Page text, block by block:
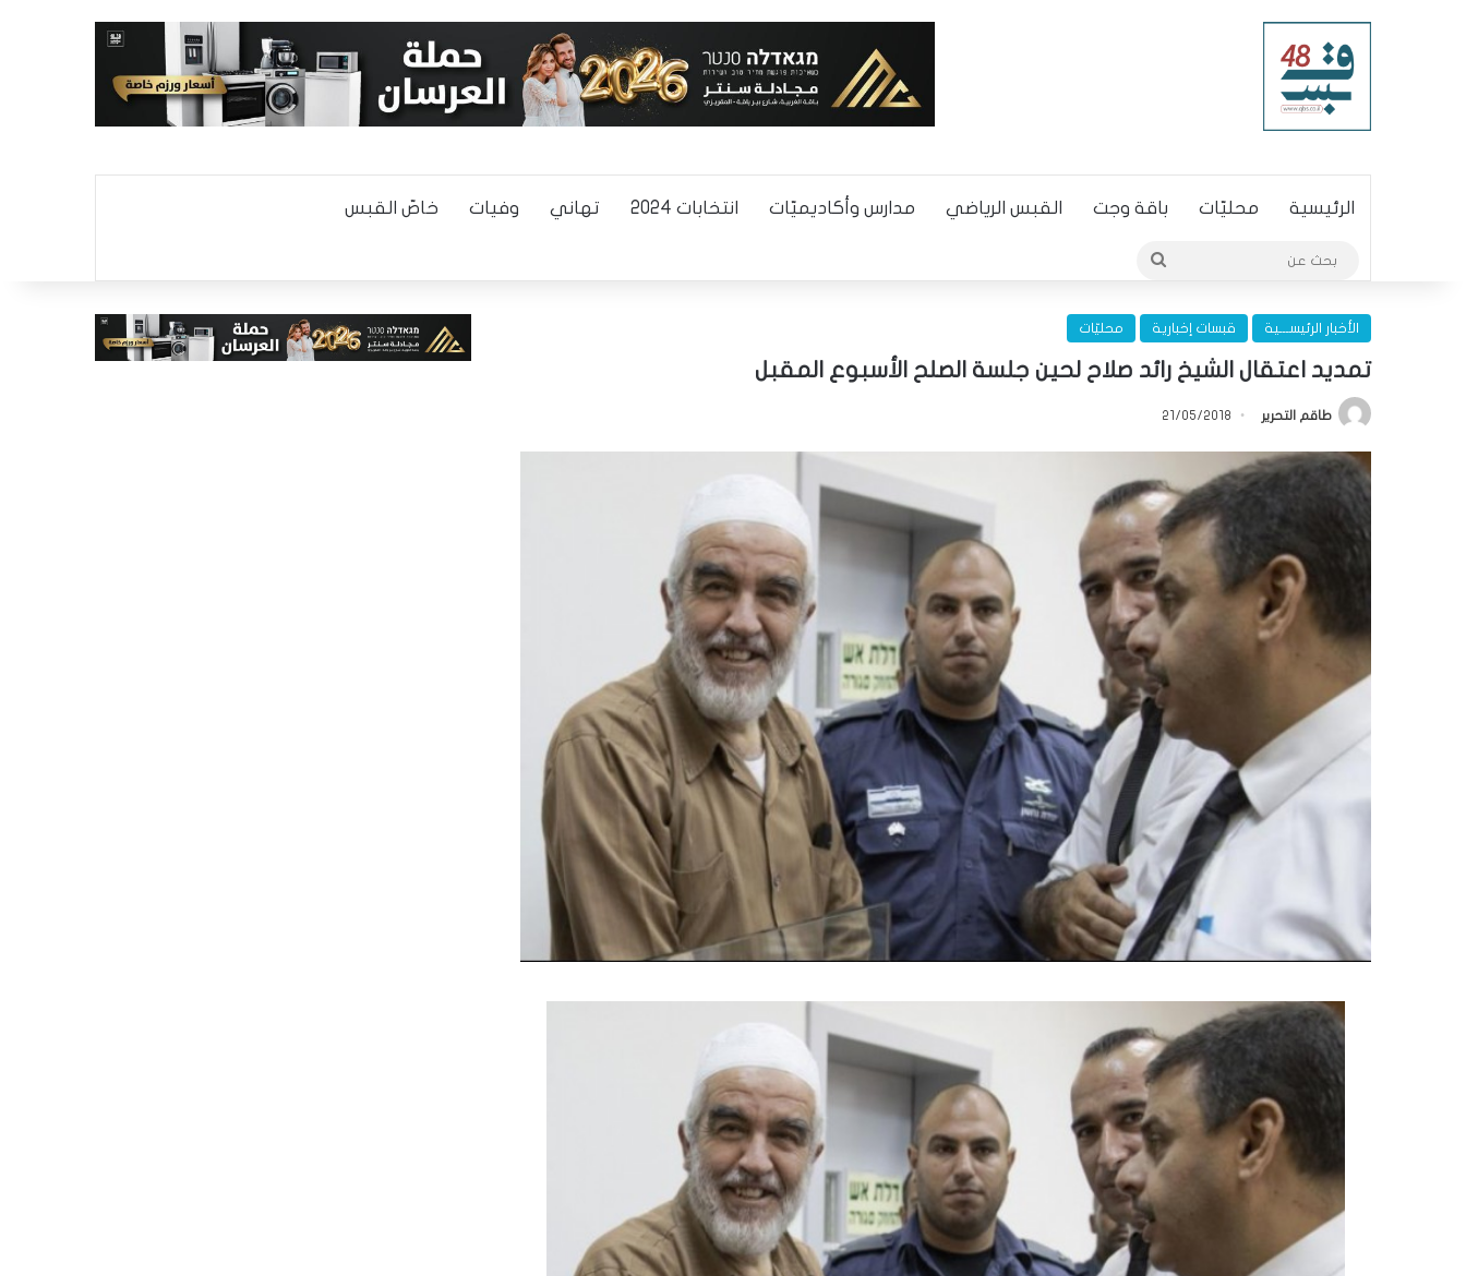
الرئيسية محليّات باقة وجت القبس الرياضي مدارس وأكاديميّات انتخابات 2024 تهاني وفيات خاصّ القبس
الأخبار الرئيســـية قبسات إخبارية محليّات
تمديد اعتقال الشيخ رائد صلاح لحين جلسة الصلح الأسبوع المقبل
طاقم التحرير 21/05/2018